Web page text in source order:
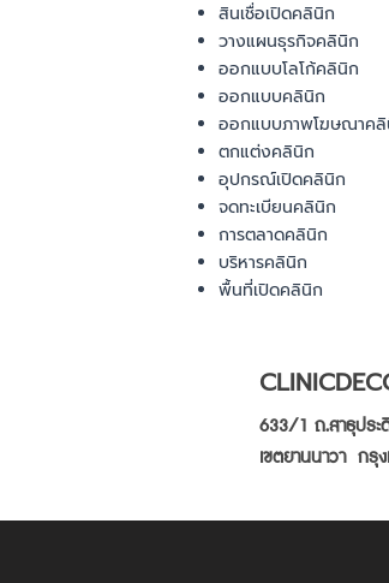
สินเชื่อเปิดคลินิก
วางแผนธุรกิจคลินิก
ออกแบบโลโก้คลินิก
ออกแบบคลินิก
ออกแบบภาพโฆษณาค
ตกแต่งคลินิก
อุปกรณ์เปิดคลินิก
จดทะเบียนคลินิก
การตลาดคลินิก
บริหารคลินิก
พื้นที่เปิดคลินิก
633/1 ถ.สาธุประ
เขตยานนาวา กรุ